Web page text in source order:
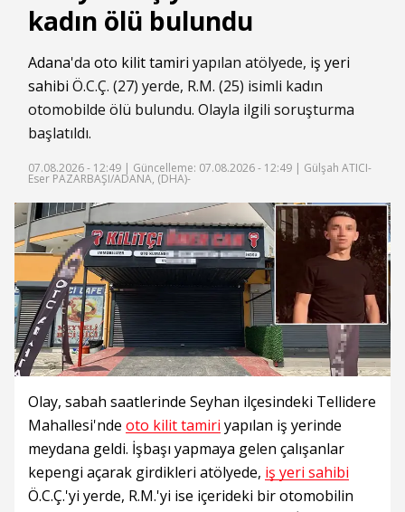
kadın ölü bulundu
Adana'da oto kilit tamiri yapılan atölyede, iş yeri
sahibi Ö.C.Ç. (27) yerde, R.M. (25) isimli kadın
otomobilde ölü bulundu. Olayla ilgili soruşturma
başlatıldı.
07.08.2026 - 12:49 | Güncelleme: 07.08.2026 - 12:49 | Gülşah ATICI-
Eser PAZARBAŞI/ADANA, (DHA)-
Olay, sabah saatlerinde Seyhan ilçesindeki Tellidere
Mahallesi'nde oto kilit tamiri yapılan iş yerinde
meydana geldi. İşbaşı yapmaya gelen çalışanlar
kepengi açarak girdikleri atölyede, iş yeri sahibi
Ö.C.Ç.'yi yerde, R.M.'yi ise içerideki bir otomobilin